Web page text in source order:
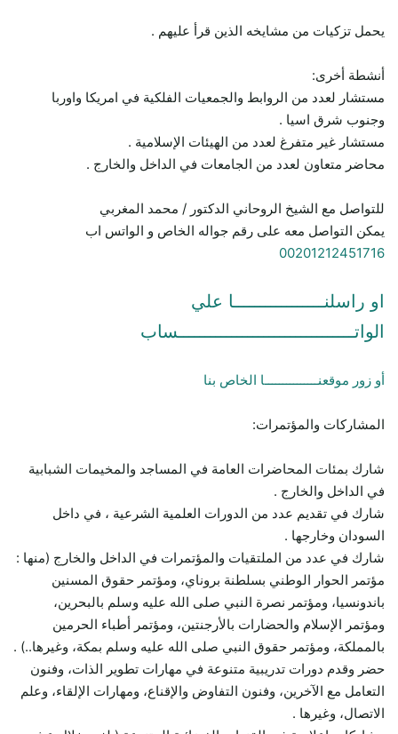
يحمل تزكيات من مشايخه الذين قرأ عليهم .
أنشطة أخرى:
مستشار لعدد من الروابط والجمعيات الفلكية في امريكا واوربا
وجنوب شرق اسيا .
مستشار غير متفرغ لعدد من الهيئات الإسلامية .
محاضر متعاون لعدد من الجامعات في الداخل والخارج .
للتواصل مع الشيخ الروحاني الدكتور / محمد المغربي
يمكن التواصل معه على رقم جواله الخاص و الواتس اب
00201212451716
او راسلنـــــــــــــــــا علي
الواتـــــــــــــــــــــــــــــــــساب
أو زور موقعنـــــــــــــــا الخاص بنا
المشاركات والمؤتمرات:
شارك بمئات المحاضرات العامة في المساجد والمخيمات الشبابية
في الداخل والخارج .
شارك في تقديم عدد من الدورات العلمية الشرعية ، في داخل
السودان وخارجها .
شارك في عدد من الملتقيات والمؤتمرات في الداخل والخارج (منها :
مؤتمر الحوار الوطني بسلطنة بروناي، ومؤتمر حقوق المسنين
باندونسيا، ومؤتمر نصرة النبي صلى الله عليه وسلم بالبحرين،
ومؤتمر الإسلام والحضارات بالأرجنتين، ومؤتمر أطباء الحرمين
بالمملكة، ومؤتمر حقوق النبي صلى الله عليه وسلم بمكة، وغيرها..) .
حضر وقدم دورات تدريبية متنوعة في مهارات تطوير الذات، وفنون
التعامل مع الآخرين، وفنون التفاوض والإقناع، ومهارات الإلقاء، وعلم
الاتصال، وغيرها .